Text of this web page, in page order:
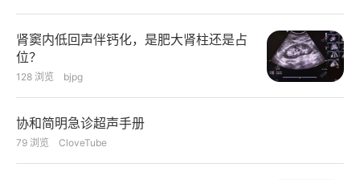
肾窦内低回声伴钙化，是肥大肾柱还是占
位？
128 浏览 bjpg
协和简明急诊超声手册
79 浏览 CloveTube